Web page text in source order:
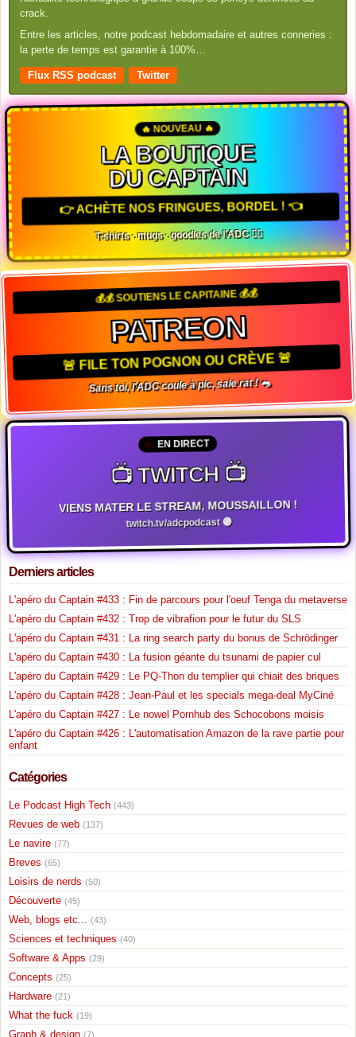
crack.
Entre les articles, notre podcast hebdomadaire et autres conneries :
la perte de temps est garantie à 100%…
Flux RSS podcast Twitter
🔥 NOUVEAU 🔥
LA BOUTIQUE
DU CAPTAIN
👉 ACHÈTE NOS FRINGUES, BORDEL ! 👈
T-shirts · mugs · goodies de l'ADC 🏴‍☠️
💰💰 SOUTIENS LE CAPITAINE 💰💰
PATREON
🚨 FILE TON POGNON OU CRÈVE 🚨
Sans toi, l'ADC coule à pic, sale rat ! 🐀
EN DIRECT
📺 TWITCH 📺
VIENS MATER LE STREAM, MOUSSAILLON !
twitch.tv/adcpodcast 🟣
Derniers articles
L'apéro du Captain #433 : Fin de parcours pour l'oeuf Tenga du metaverse
L'apéro du Captain #432 : Trop de vibrafion pour le futur du SLS
L'apéro du Captain #431 : La ring search party du bonus de Schrödinger
L'apéro du Captain #430 : La fusion géante du tsunami de papier cul
L'apéro du Captain #429 : Le PQ-Thon du templier qui chiait des briques
L'apéro du Captain #428 : Jean-Paul et les specials mega-deal MyCiné
L'apéro du Captain #427 : Le nowel Pornhub des Schocobons moisis
L'apéro du Captain #426 : L'automatisation Amazon de la rave partie pour
enfant
Catégories
Le Podcast High Tech (443)
Revues de web (137)
Le navire (77)
Breves (65)
Loisirs de nerds (50)
Découverte (45)
Web, blogs etc... (43)
Sciences et techniques (40)
Software & Apps (29)
Concepts (25)
Hardware (21)
What the fuck (19)
Graph & design (7)